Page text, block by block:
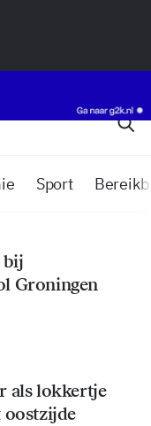
Sport
bij
Groningen
als lokkertje
oostzijde